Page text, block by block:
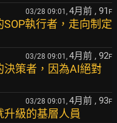
03/28 09:01, 4月前 , 91 F
執行者，走向制定
03/28 09:01, 4月前 , 92F
策者，因為AI絕對
03/28 09:01, 4月前 , 93F
級的基層人員